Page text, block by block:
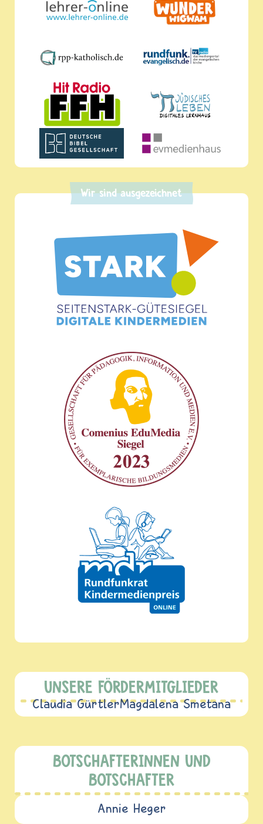
Wir sind ausgezeichnet
UNSERE FÖRDERMITGLIEDER
Claudia GürtlerMagdalena Smetana
BOTSCHAFTERINNEN UND
BOTSCHAFTER
Annie Heger